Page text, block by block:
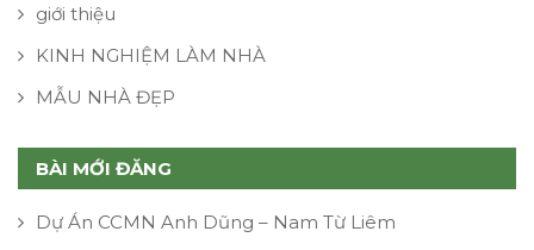
giới thiệu
KINH NGHIỆM LÀM NHÀ
MẪU NHÀ ĐẸP
BÀI MỚI ĐĂNG
Dự Án CCMN Anh Dũng – Nam Từ Liêm